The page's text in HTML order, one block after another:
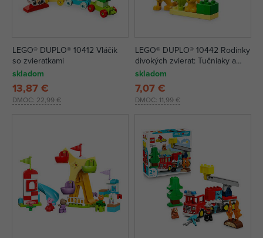
LEGO® DUPLO® 10412 Vláčik
so zvieratkami
skladom
DMOC: 22,99 €
13,87 €
LEGO® DUPLO® 10442 Rodinky
divokých zvierat: Tučniaky a
levy
skladom
DMOC: 11,99 €
7,07 €